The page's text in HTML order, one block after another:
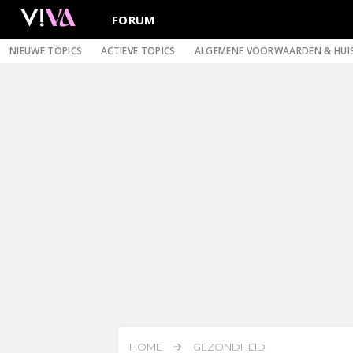
FORUM
NIEUWE TOPICS ACTIEVE TOPICS ALGEMENE VOORWAARDEN &
HOME GEZONDHEID